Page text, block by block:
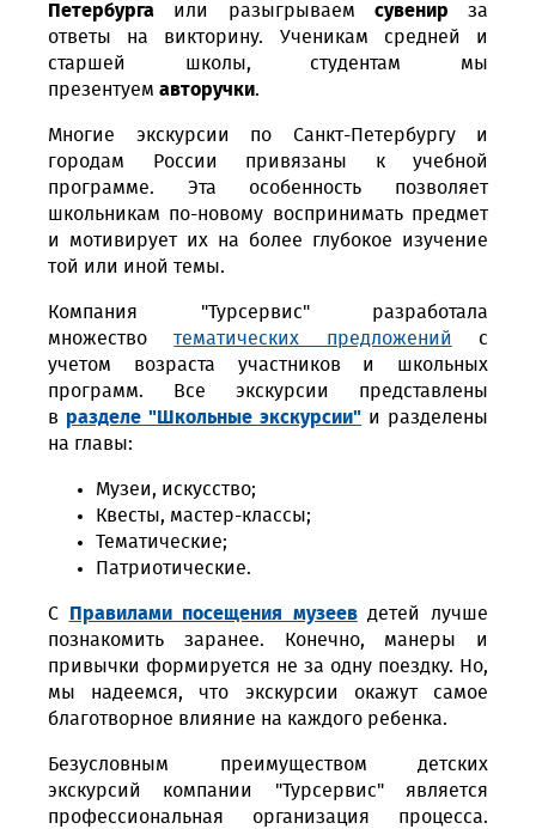
Петербурга или разыгрываем сувенир за
ответы на викторину. Ученикам средней и
старшей школы, студентам мы
презентуем авторучки.
Многие экскурсии по Санкт-Петербургу и
городам России привязаны к учебной
программе. Эта особенность позволяет
школьникам по-новому воспринимать предмет
и мотивирует их на более глубокое изучение
той или иной темы.
Компания "Турсервис" разработала
множествотематических предложений
с
учетом возраста участников и школьных
программ. Все экскурсии представлены
в разделе "Школьные экскурсии" и разделены
на главы:
Музеи, искусство;
Квесты, мастер-классы;
Тематические;
Патриотические.
С Правилами посещения музеевдетей лучше
познакомить заранее. Конечно, манеры и
привычки формируется не за одну поездку. Но,
мы надеемся, что экскурсии окажут самое
благотворное влияние на каждого ребенка.
Безусловным преимуществом детских
экскурсий компании "Турсервис" является
профессиональная организация процесса.